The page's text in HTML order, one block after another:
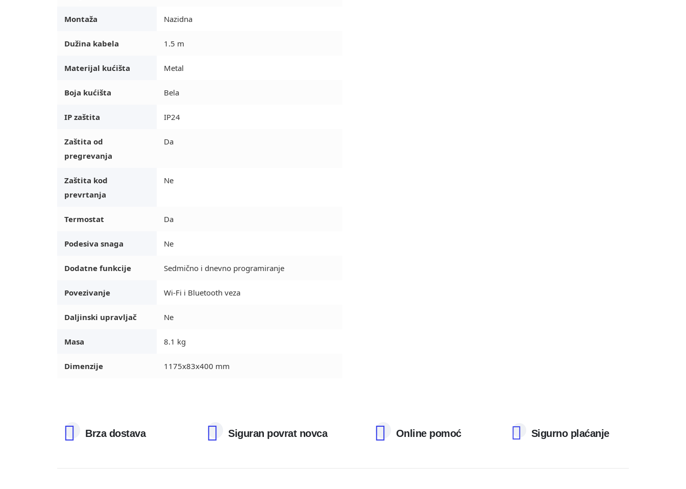
Montaža Nazidna
Dužina kabela 1.5 m
Materijal kućišta Metal
Boja kućišta Bela
IP zaštita IP24
Zaštita od
pregrevanja
Da
Zaštita kod
prevrtanja
Ne
Termostat Da
Podesiva snaga Ne
Dodatne funkcije Sedmično i dnevno programiranje
Povezivanje Wi-Fi i Bluetooth veza
Daljinski upravljač Ne
Masa 8.1 kg
Dimenzije 1175x83x400 mm
Brza dostava Siguran povrat novca Online pomoć Sigurno plaćanje